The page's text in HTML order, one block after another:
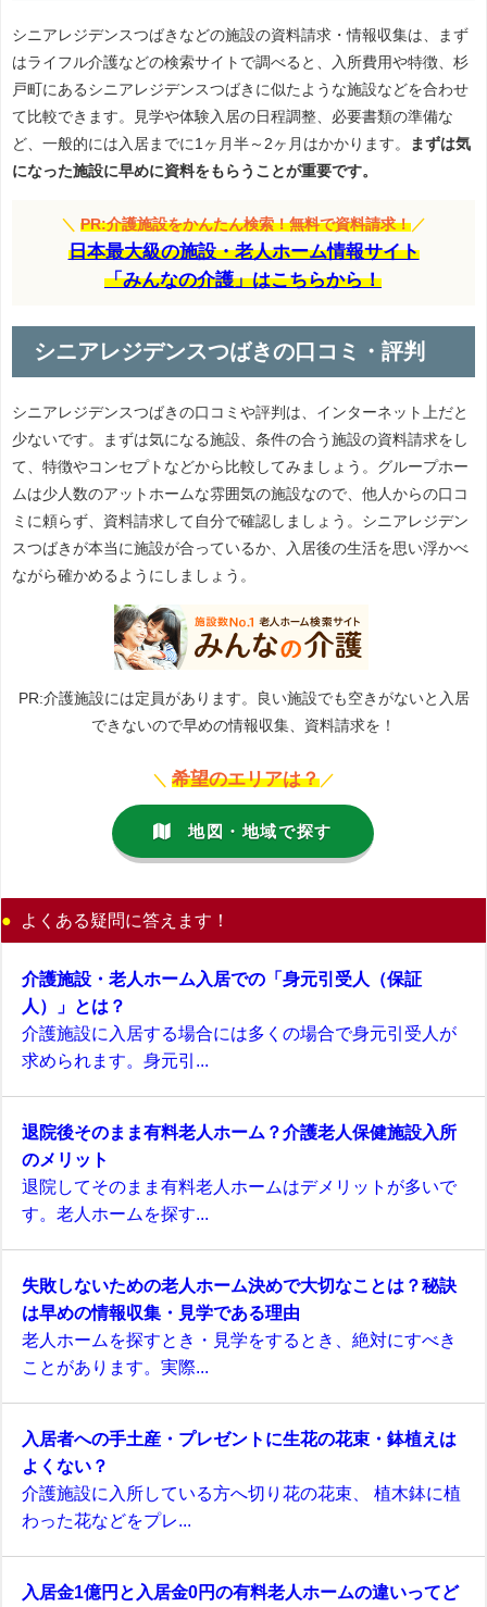
シニアレジデンスつばきなどの施設の資料請求・情報収集は、まず
はライフル介護などの検索サイトで調べると、入所費用や特徴、杉
戸町にあるシニアレジデンスつばきに似たような施設などを合わせ
て比較できます。見学や体験入居の日程調整、必要書類の準備な
ど、一般的には入居までに1ヶ月半～2ヶ月はかかります。
まずは気
になった施設に早めに資料をもらうことが重要です。
＼ PR:介護施設をかんたん検索！無料で資料請求！ ／
日本最大級の施設・老人ホーム情報サイト
「みんなの介護」はこちらから！
シニアレジデンスつばきの口コミ・評判
シニアレジデンスつばきの口コミや評判は、インターネット上だと
少ないです。まずは気になる施設、条件の合う施設の資料請求をし
て、特徴やコンセプトなどから比較してみましょう。グループホー
ムは少人数のアットホームな雰囲気の施設なので、他人からの口コ
ミに頼らず、資料請求して自分で確認しましょう。シニアレジデン
スつばきが本当に施設が合っているか、入居後の生活を思い浮かべ
ながら確かめるようにしましょう。
PR:介護施設には定員があります。良い施設でも空きがないと入居
できないので早めの情報収集、資料請求を！
＼ 希望のエリアは？ ／
地図・地域で探す
よくある疑問に答えます！
介護施設・老人ホーム入居での「身元引受人（保証
人）」とは？
介護施設に入居する場合には多くの場合で身元引受人が
求められます。身元引...
退院後そのまま有料老人ホーム？介護老人保健施設入所
のメリット
退院してそのまま有料老人ホームはデメリットが多いで
す。老人ホームを探す...
失敗しないための老人ホーム決めで大切なことは？秘訣
は早めの情報収集・見学である理由
老人ホームを探すとき・見学をするとき、絶対にすべき
ことがあります。実際...
入居者への手土産・プレゼントに生花の花束・鉢植えは
よくない？
介護施設に入所している方へ切り花の花束、 植木鉢に植
わった花などをプレ...
入居金1億円と入居金0円の有料老人ホームの違いってど